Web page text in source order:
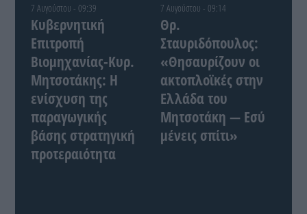
7 Αυγούστου - 09:39
Κυβερνητική
Επιτροπή
Βιομηχανίας-Κυρ.
Μητσοτάκης: Η
ενίσχυση της
παραγωγικής
βάσης στρατηγική
προτεραιότητα
7 Αυγούστου - 09:14
Θρ.
Σταυριδόπουλος:
«Θησαυρίζουν οι
ακτοπλοϊκές στην
Ελλάδα του
Μητσοτάκη — Εσύ
μένεις σπίτι»